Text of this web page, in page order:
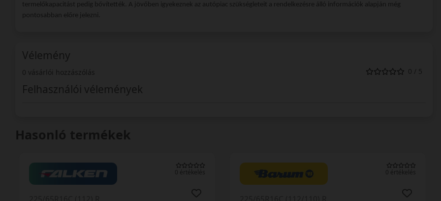
termelőkapacitást pedig bővítették. A jövőben igyekeznek az autópiac szükségleteit a rendelkezésre álló információk alapján még
pontosabban előre jelezni.
Vélemény
0 vásárlói hozzászólás 0 / 5
Felhasználói vélemények
Hasonló termékek
0 értékelés 0 értékelés